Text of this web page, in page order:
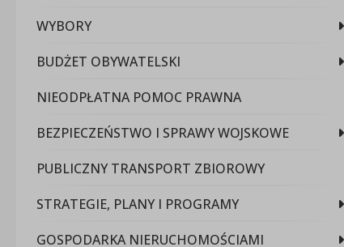
WYBORY
BUDŻET OBYWATELSKI
NIEODPŁATNA POMOC PRAWNA
BEZPIECZEŃSTWO I SPRAWY WOJSKOWE
PUBLICZNY TRANSPORT ZBIOROWY
STRATEGIE, PLANY I PROGRAMY
GOSPODARKA NIERUCHOMOŚCIAMI